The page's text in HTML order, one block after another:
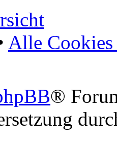
Alle Cookies
®